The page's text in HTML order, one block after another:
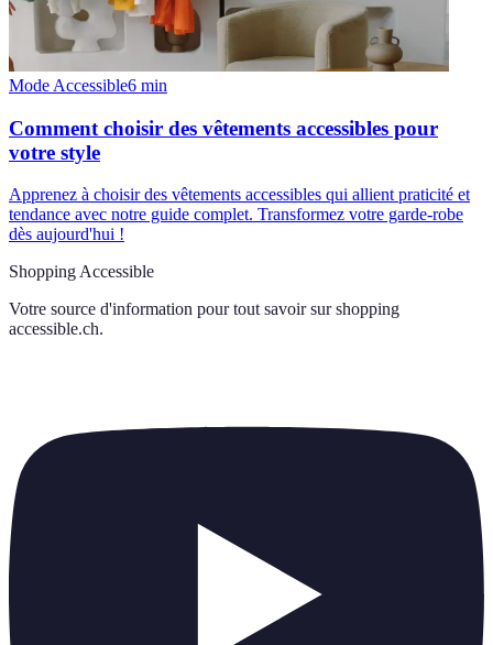
Mode Accessible6 min
Comment choisir des vêtements accessibles pour
votre style
Apprenez à choisir des vêtements accessibles qui allient praticité et
tendance avec notre guide complet. Transformez votre garde-robe
dès aujourd'hui !
Shopping Accessible
Votre source d'information pour tout savoir sur shopping
accessible.ch.